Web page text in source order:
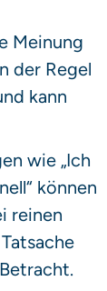
Meinung
der Regel
kann
wie „Ich
können
reinen